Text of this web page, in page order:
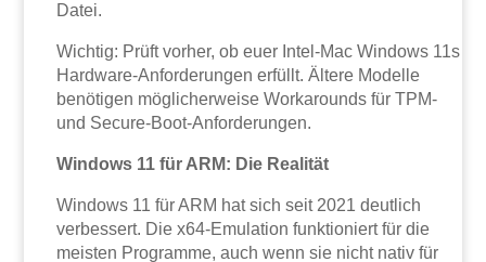
Datei.
Wichtig: Prüft vorher, ob euer Intel-Mac Windows 11s
Hardware-Anforderungen erfüllt. Ältere Modelle
benötigen möglicherweise Workarounds für TPM-
und Secure-Boot-Anforderungen.
Windows 11 für ARM: Die Realität
Windows 11 für ARM hat sich seit 2021 deutlich
verbessert. Die x64-Emulation funktioniert für die
meisten Programme, auch wenn sie nicht nativ für